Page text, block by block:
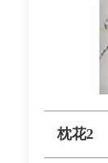
枕花2